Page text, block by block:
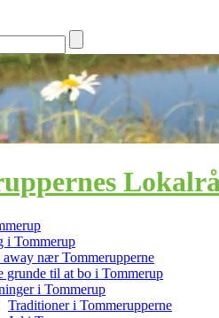
i Tommerup
away nær Tommerupperne
grunde til at bo i Tommerup
i Tommerup
Traditioner i Tommerupperne